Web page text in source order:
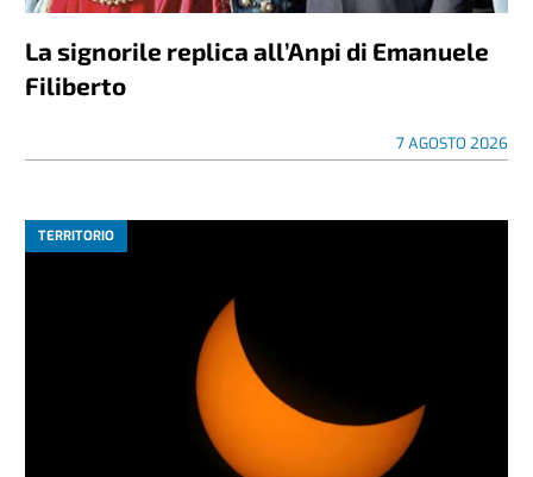
La signorile replica all’Anpi di Emanuele
Filiberto
7 AGOSTO 2026
TERRITORIO